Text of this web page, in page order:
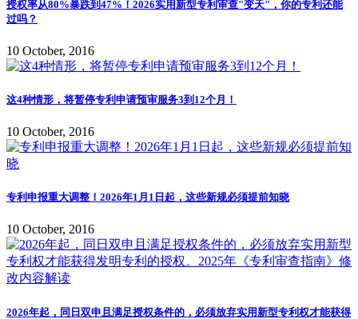
授权率从80%暴跌到47%！2026实用新型专利审查"变天"，你的专利还能
过吗？
10 October, 2016
这4种情形，将暂停专利申请预审服务3到12个月！
10 October, 2016
专利申报重大调整！2026年1月1日起，这些新规必须提前知晓
10 October, 2016
2026年起，同日双申且满足授权条件的，必须放弃实用新型专利权才能获得